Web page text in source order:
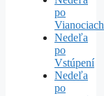
po
Vianociach
Nedeľa
po
Vstúpení
Nedeľa
po